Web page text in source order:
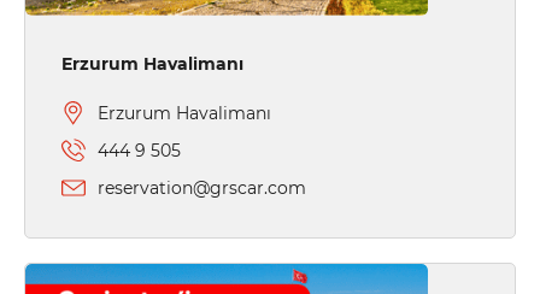
Erzurum Havalimanı
Erzurum Havalimanı
444 9 505
reservation@grscar.com